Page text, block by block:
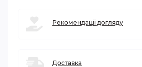
Рекомендації догляду
Доставка